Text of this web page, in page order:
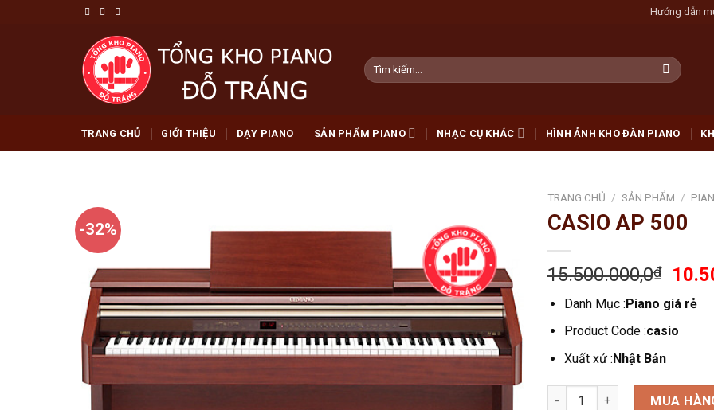
Hướng dẫn
Tìm
kiếm:
TRANG CHỦ GIỚI THIỆU DẠY PIANO SẢN PHẨM PIANO NHẠC CỤ KHÁC HÌNH ẢNH KHO ĐÀN PIANO
-32%
Add
to
wishlist
TRANG CHỦ / SẢN PHẨM /
CASIO AP 500
15.500.000,0₫
Danh Mục :Piano giá rẻ
Product Code :casio
Xuất xứ :Nhật Bản
CASIO AP 500 số lượng
MUA